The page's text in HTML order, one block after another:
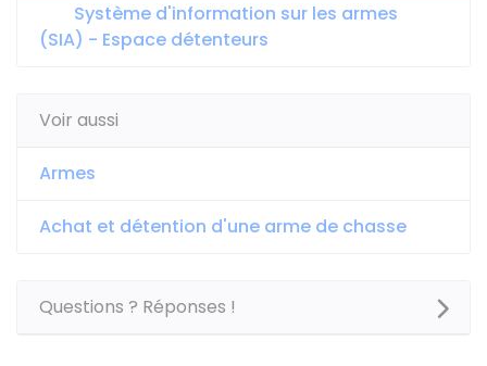
Système d'information sur les armes
(SIA) - Espace détenteurs
Voir aussi
Armes
Achat et détention d'une arme de chasse
Questions ? Réponses !